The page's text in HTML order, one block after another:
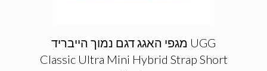
מגפי האגג דגם נמוך הייבריד UGG
Classic Ultra Mini Hybrid Strap Short